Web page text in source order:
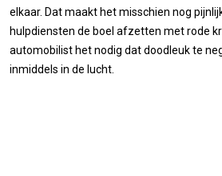
elkaar. Dat maakt het misschien nog
hulpdiensten de boel afzetten met rode
automobilist het nodig dat doodleuk te
inmiddels in de lucht.